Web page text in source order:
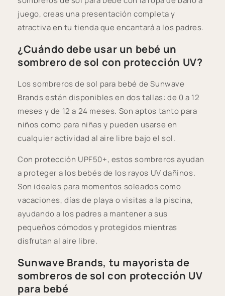
juego, creas una presentación completa y
atractiva en tu tienda que encantará a los padres.
¿Cuándo debe usar un bebé un
sombrero de sol con protección UV?
Los sombreros de sol para bebé de Sunwave
Brands están disponibles en dos tallas: de 0 a 12
meses y de 12 a 24 meses. Son aptos tanto para
niños como para niñas y pueden usarse en
cualquier actividad al aire libre bajo el sol.
Con protección UPF50+, estos sombreros ayudan
a proteger a los bebés de los rayos UV dañinos.
Son ideales para momentos soleados como
vacaciones, días de playa o visitas a la piscina,
ayudando a los padres a mantener a sus
pequeños cómodos y protegidos mientras
disfrutan al aire libre.
Sunwave Brands, tu mayorista de
sombreros de sol con protección UV
para bebé